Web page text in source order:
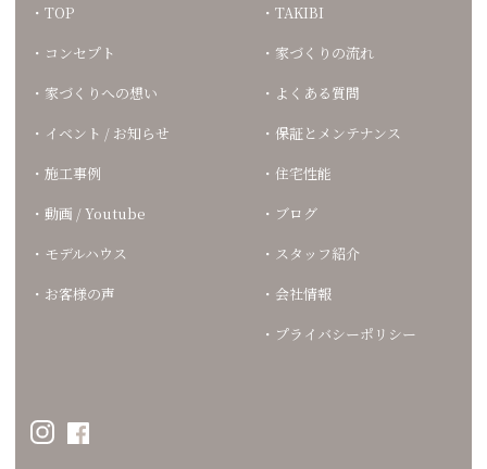
TOP
コンセプト
家づくりへの想い
イベント / お知らせ
施工事例
動画 / Youtube
モデルハウス
お客様の声
TAKIBI
家づくりの流れ
よくある質問
保証とメンテナンス
住宅性能
ブログ
スタッフ紹介
会社情報
プライバシーポリシー